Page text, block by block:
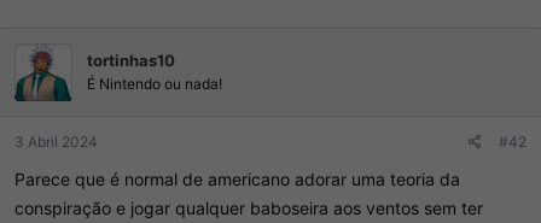
tortinhas10
É Nintendo ou nada!
3 Abril 2024 #42
Parece que é normal de americano adorar uma teoria da
conspiração e jogar qualquer baboseira aos ventos sem ter